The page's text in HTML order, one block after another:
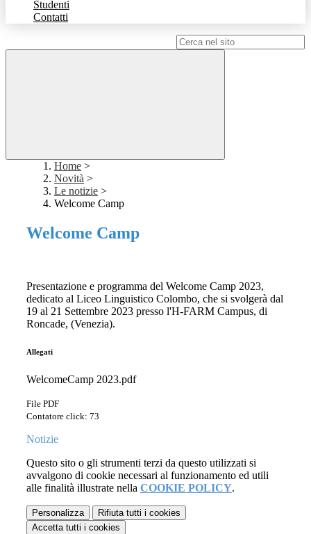
Studenti
Contatti
Home >
Novità >
Le notizie >
Welcome Camp
Welcome Camp
Presentazione e programma del Welcome Camp 2023,
dedicato al Liceo Linguistico Colombo, che si svolgerà dal
19 al 21 Settembre 2023 presso l'H-FARM Campus, di
Roncade, (Venezia).
Allegati
WelcomeCamp 2023.pdf
File PDF
Contatore click: 73
Notizie
Questo sito o gli strumenti terzi da questo utilizzati si
avvalgono di cookie necessari al funzionamento ed utili
alle finalità illustrate nella COOKIE POLICY.
Personalizza Rifiuta tutti i cookies
Accetta tutti i cookies